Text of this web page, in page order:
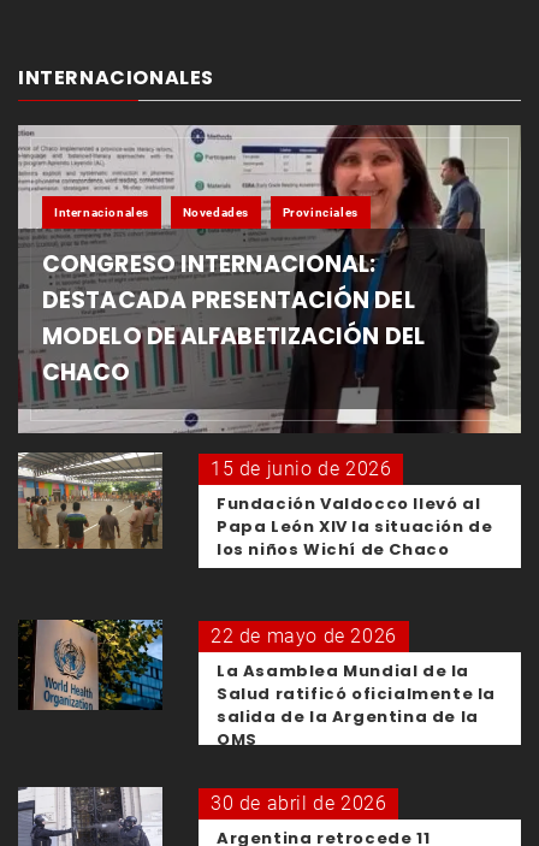
INTERNACIONALES
Internacionales Novedades Provinciales
CONGRESO INTERNACIONAL:
DESTACADA PRESENTACIÓN DEL
MODELO DE ALFABETIZACIÓN DEL
CHACO
15 de junio de 2026
Fundación Valdocco llevó al
Papa León XIV la situación de
los niños Wichí de Chaco
22 de mayo de 2026
La Asamblea Mundial de la
Salud ratificó oficialmente la
salida de la Argentina de la
OMS
30 de abril de 2026
Argentina retrocede 11